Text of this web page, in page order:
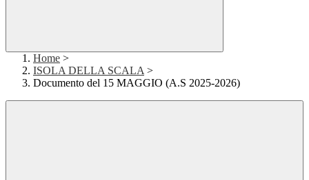
Home >
ISOLA DELLA SCALA >
Documento del 15 MAGGIO (A.S 2025-2026)